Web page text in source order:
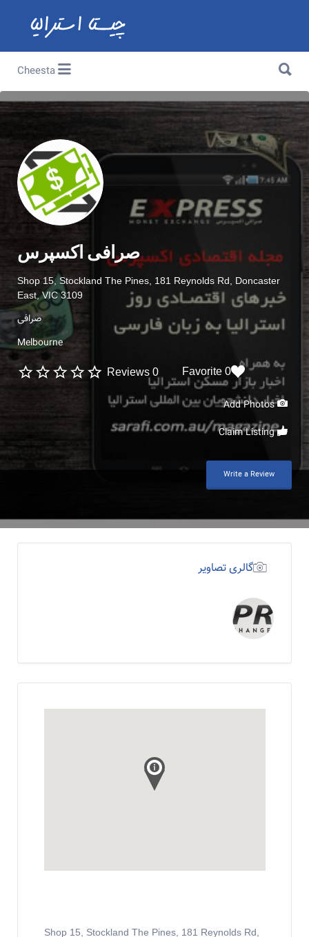
Cheesta
صرافی اکسپرس
Shop 15, Stockland The Pines, 181 Reynolds Rd, Doncaster
East, VIC 3109
صرافی
Melbourne
0 Reviews 0 Favorite
Add Photos
Claim Listing
Write a Review
گالری تصاویر
Shop 15, Stockland The Pines, 181 Reynolds Rd,